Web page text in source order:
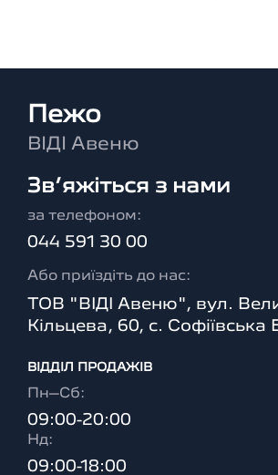
Пежо
ВІДІ Авеню
Зв’яжіться з нами
за телефоном:
044 591 30 00
Або приїздіть до нас:
ТОВ "ВІДІ Авеню", вул.
Кільцева, 60, с. Софіївська
ВІДДІЛ ПРОДАЖІВ
Пн–Сб:
09:00-20:00
Нд:
09:00-18:00